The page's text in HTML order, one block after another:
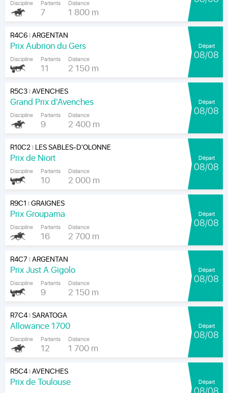
Discipline Partants
7
Distance
1 800 m
R4C6|ARGENTAN
Prix Aubrion du Gers
Discipline Partants
11
Distance
2 150 m
Départ
08/08
R5C3|AVENCHES
Grand Prix d'Avenches
Discipline Partants
9
Distance
2 400 m
Départ
08/08
R10C2| LES SABLES-D'OLONNE
Prix de Niort
Discipline Partants
10
Distance
2 000 m
Départ
08/08
R9C1 |GRAIGNES
Prix Groupama
Discipline Partants
16
Distance
2 700 m
Départ
08/08
R4C7 |ARGENTAN
Prix Just A Gigolo
Discipline Partants
9
Distance
2 150 m
Départ
08/08
R7C4|SARATOGA
Allowance 1700
Discipline Partants
12
Distance
1 700 m
Départ
08/08
R5C4|AVENCHES
Prix de Toulouse Départ